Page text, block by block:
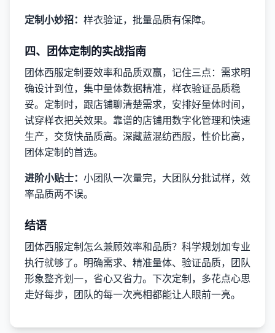
定制小妙招： 样衣验证，批量品质有保障。
四、团体定制的实战指南
团体西服定制要效率和品质双赢，记住三点：需求明
确设计到位，集中量体数据精准，样衣验证品质稳
妥。定制时，跟店铺聊清楚需求，安排好量体时间，
试穿样衣把关效果。靠谱的店铺用数字化管理和快速
生产，交货快品质高。深藏蓝混纺西服，性价比高，
团体定制的首选。
进阶小贴士： 小团队一次量完，大团队分批试样，效
率品质两不误。
结语
团体西服定制怎么兼顾效率和品质？科学规划加专业
执行就够了。明确需求、精准量体、验证品质，团队
形象整齐划一，省心又省力。下次定制，多花点心思
走好每步，团队的每一次亮相都能让人眼前一亮。